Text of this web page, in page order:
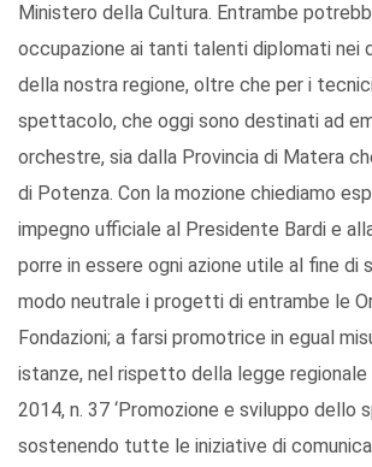
Ministero della Cultura. Entrambe
occupazione ai tanti talenti diplomati nei
della nostra regione, oltre che per i
spettacolo, che oggi sono destinati ad
orchestre, sia dalla Provincia di Matera
di Potenza. Con la mozione chiediamo
impegno ufficiale al Presidente Bardi e
porre in essere ogni azione utile al fine di
modo neutrale i progetti di entrambe le
Fondazioni; a farsi promotrice in egual
istanze, nel rispetto della legge regionale
2014, n. 37 ‘Promozione e sviluppo dello
sostenendo tutte le iniziative di